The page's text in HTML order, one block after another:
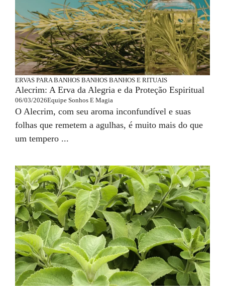
ERVAS PARA BANHOS BANHOS BANHOS E RITUAIS
Alecrim: A Erva da Alegria e da Proteção Espiritual
06/03/2026Equipe Sonhos E Magia
O Alecrim, com seu aroma inconfundível e suas
folhas que remetem a agulhas, é muito mais do que
um tempero ...